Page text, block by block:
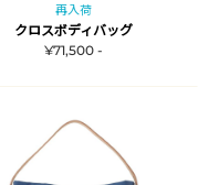
再入荷
クロスボディバッグ
¥71,500 -